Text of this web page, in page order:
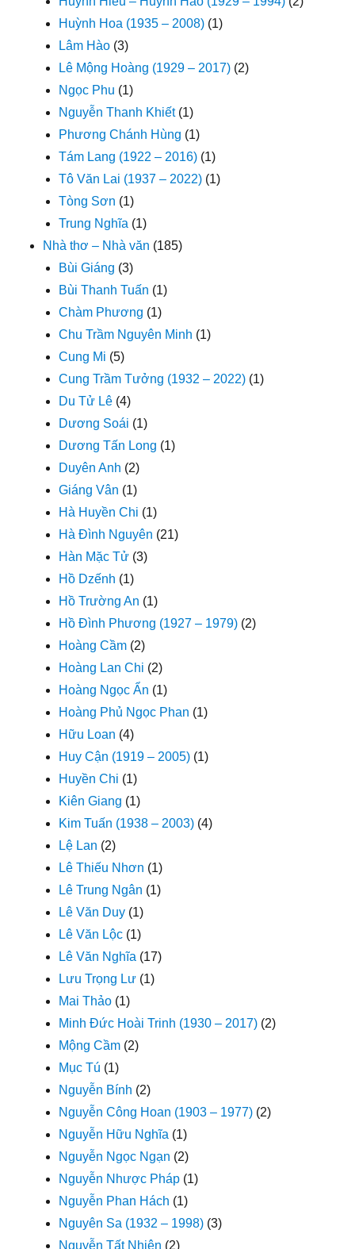
Huỳnh Hoa (1935 – 2008) (1)
Lâm Hào (3)
Lê Mộng Hoàng (1929 – 2017) (2)
Ngọc Phu (1)
Nguyễn Thanh Khiết(1)
Phương Chánh Hùng (1)
Tám Lang (1922 – 2016) (1)
Tô Văn Lai (1937 – 2022) (1)
Tòng Sơn (1)
Trung Nghĩa (1)
Nhà thơ – Nhà văn (185)
Bùi Giáng (3)
Bùi Thanh Tuấn (1)
Chàm Phương (1)
Chu Trầm Nguyên Minh (1)
Cung Mi (5)
Cung Trầm Tưởng (1932 – 2022) (1)
Du Tử Lê (4)
Dương Soái (1)
Dương Tấn Long (1)
Duyên Anh (2)
Giáng Vân (1)
Hà Huyền Chi (1)
Hà Đình Nguyên (21)
Hàn Mặc Tử (3)
Hồ Dzếnh (1)
Hồ Trường An (1)
Hồ Đình Phương (1927 – 1979) (2)
Hoàng Cầm (2)
Hoàng Lan Chi (2)
Hoàng Ngọc Ẩn (1)
Hoàng Phủ Ngọc Phan (1)
Hữu Loan (4)
Huy Cận (1919 – 2005) (1)
Huyền Chi (1)
Kiên Giang (1)
Kim Tuấn (1938 – 2003) (4)
Lệ Lan (2)
Lê Thiếu Nhơn (1)
Lê Trung Ngân (1)
Lê Văn Duy (1)
Lê Văn Lộc (1)
Lê Văn Nghĩa (17)
Lưu Trọng Lư (1)
Mai Thảo (1)
Minh Đức Hoài Trinh (1930 – 2017) (2)
Mộng Cầm (2)
Mục Tú (1)
Nguyễn Bính (2)
Nguyễn Công Hoan (1903 – 1977) (2)
Nguyễn Hữu Nghĩa (1)
Nguyễn Ngọc Ngạn (2)
Nguyễn Nhược Pháp (1)
Nguyễn Phan Hách (1)
Nguyên Sa (1932 – 1998) (3)
Nguyễn Tất Nhiên (2)